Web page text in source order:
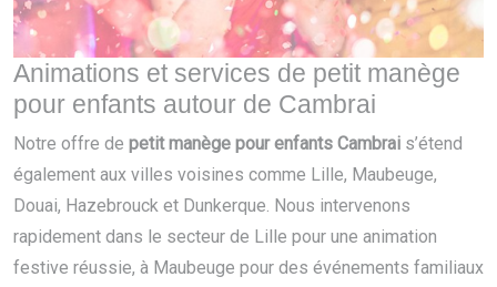
Animations et services de petit manège
pour enfants autour de Cambrai
Notre offre de petit manège pour enfants Cambrai s’étend
également aux villes voisines comme Lille, Maubeuge,
Douai, Hazebrouck et Dunkerque. Nous intervenons
rapidement dans le secteur de Lille pour une animation
festive réussie, à Maubeuge pour des événements familiaux